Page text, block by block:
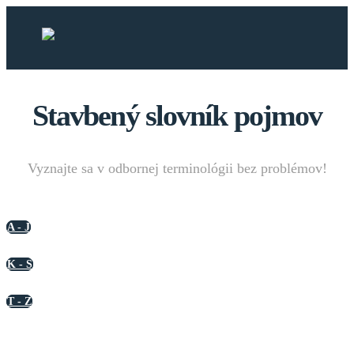
Stavbený slovník pojmov
Vyznajte sa v odbornej terminológii bez problémov!
A - J
K - S
T - Z